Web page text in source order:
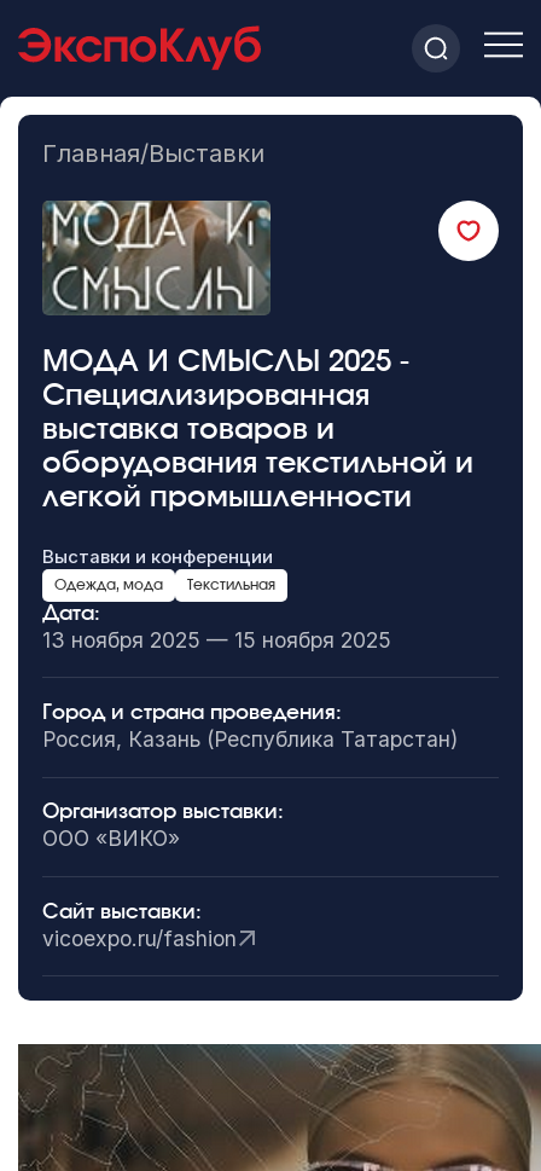
Главная/Выставки
МОДА И СМЫСЛЫ 2025 -
Специализированная
выставка товаров и
оборудования текстильной и
легкой промышленности
Выставки и конференции
Одежда, мода Текстильная
Дата:
13 ноября 2025 — 15 ноября 2025
Город и страна проведения:
Россия, Казань (Республика Татарстан)
Организатор выставки:
ООО «ВИКО»
Сайт выставки:
vicoexpo.ru/fashion